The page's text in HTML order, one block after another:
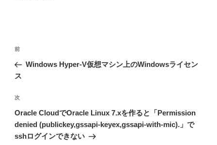
投
ナ
ゲ
ー
シ
ョ
前
の
投
前
Windows Hyper-V仮想マシン上のWindowsライセン
ス
次
の
投
稿
次
Oracle CloudでOracle Linux 7.xを作ると「Permission
denied (publickey,gssapi-keyex,gssapi-with-mic).」で
sshログインできない